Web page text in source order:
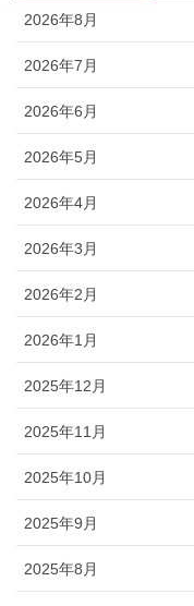
2026年8月
2026年7月
2026年6月
2026年5月
2026年4月
2026年3月
2026年2月
2026年1月
2025年12月
2025年11月
2025年10月
2025年9月
2025年8月